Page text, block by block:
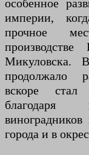
особенное
империи,
прочное
Микуловска.
продолжало
вскоре
благодаря
города и в